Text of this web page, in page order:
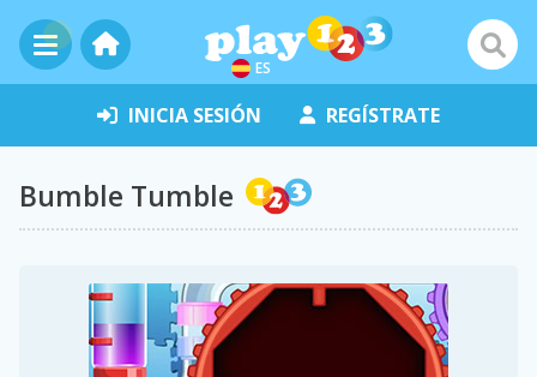
ES
INICIA SESIÓN REGÍSTRATE
Bumble Tumble